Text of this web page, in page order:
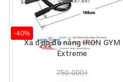
-40%
Xà đơn đa năng IRON GYM
Extreme
750.000₫